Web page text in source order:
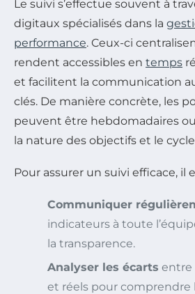
Le suivi s’effectue souvent à
digitaux spécialisés dans la
performance. Ceux-ci
rendent accessibles en temps
et facilitent la communication
clés. De manière concrète, les
peuvent être hebdomadaires
la nature des objectifs et le
Pour assurer un suivi efficace, il
Communiquer
indicateurs à toute
la transparence.
Analyser les écarts entre
et réels pour comprendre